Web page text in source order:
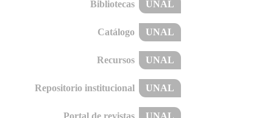
Bibliotecas UNAL
Catálogo UNAL
Recursos UNAL
Repositorio institucional UNAL